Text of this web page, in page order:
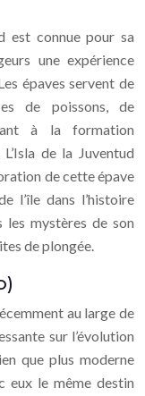
est connue pour sa
une expérience
épaves servent de
de poissons, de
à la formation
de la Juventud
de cette épave
l’île dans l’histoire
les mystères de son
de plongée.
au large de
sur l’évolution
que plus moderne
eux le même destin